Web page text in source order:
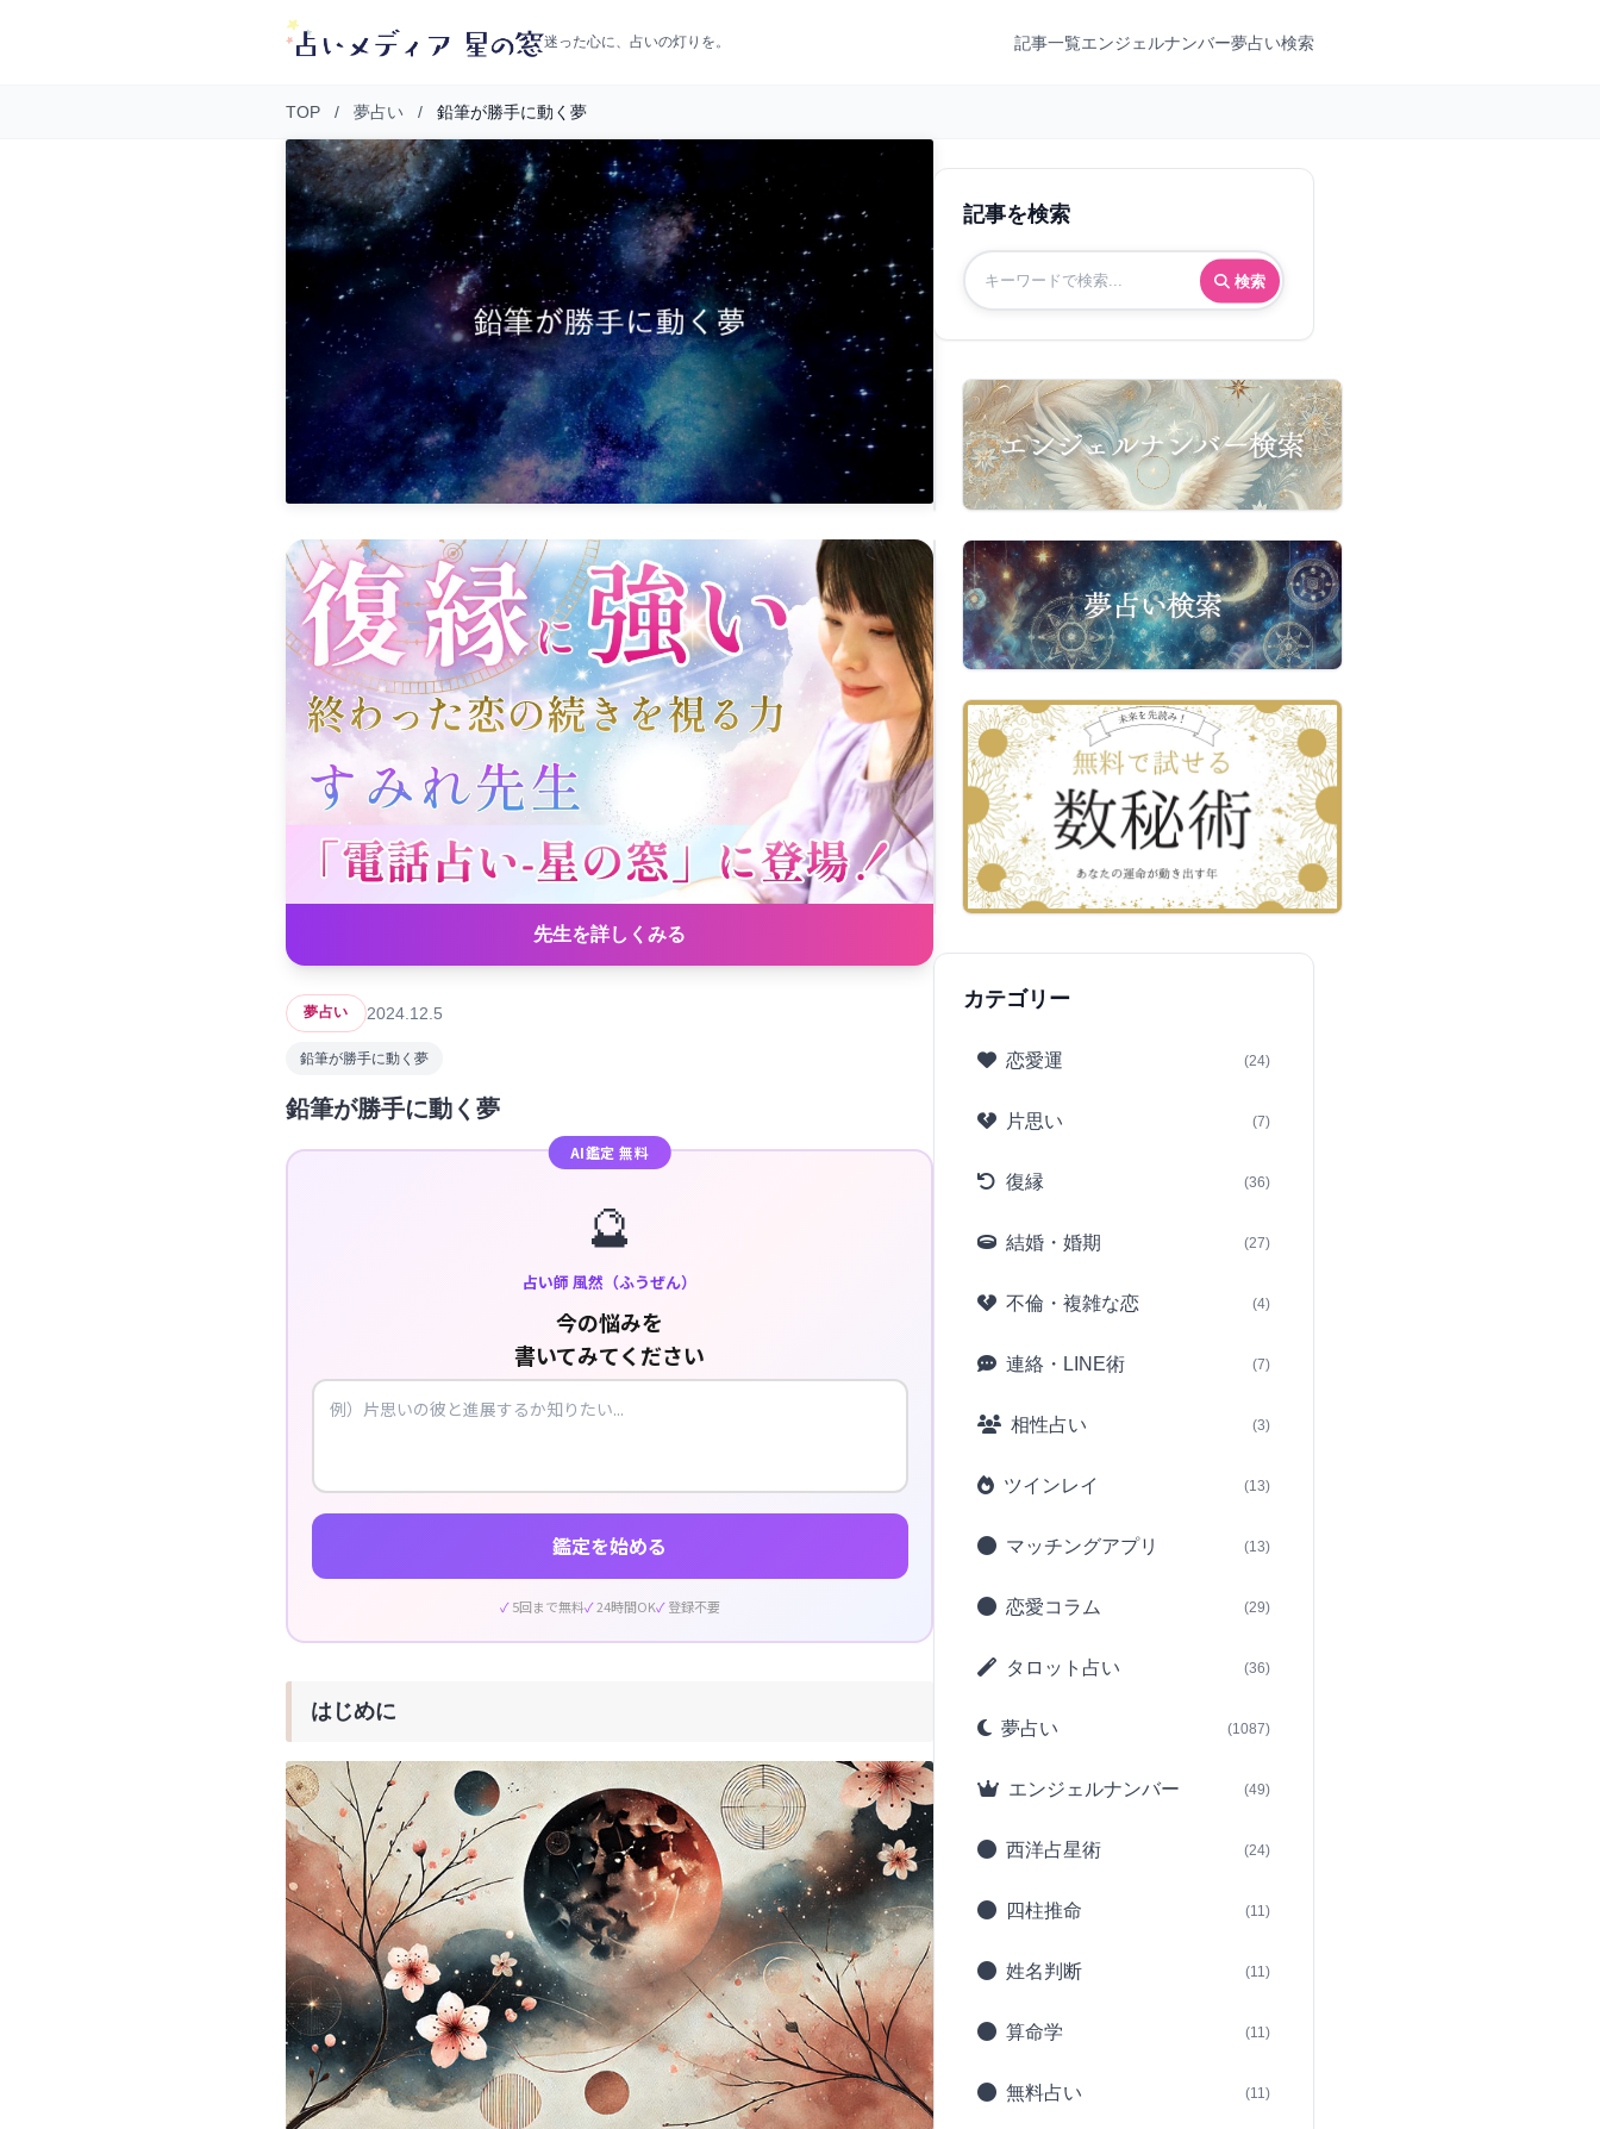
迷った心に、占いの灯りを。 記事一覧エンジェルナンバー夢占い検索
TOP / 夢占い / 鉛筆が勝手に動く夢
先生を詳しくみる
夢占い 2024.12.5
鉛筆が勝手に動く夢
鉛筆が勝手に動く夢
AI鑑定 無料
🔮
占い師 風然（ふうぜん）
今の悩みを
書いてみてください
鑑定を始める
5回まで無料 24時間OK 登録不要
はじめに
記事を検索
検索
カテゴリー
恋愛運 (24)
片思い (7)
復縁 (36)
結婚・婚期 (27)
不倫・複雑な恋 (4)
連絡・LINE術 (7)
相性占い (3)
ツインレイ (13)
マッチングアプリ (13)
恋愛コラム (29)
タロット占い (36)
夢占い (1087)
エンジェルナンバー (49)
西洋占星術 (24)
四柱推命 (11)
姓名判断 (11)
算命学 (11)
無料占い (11)